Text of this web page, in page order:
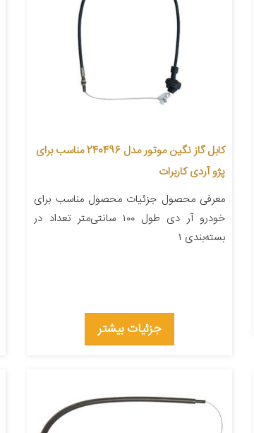
کابل گاز نگین موتور مدل 240496 مناسب برای
پژو آردی کاربرات
معرفی محصول جزئیات محصول مناسب برای
خودرو آر دی طول ۱۰۰ سانتی‌متر تعداد در
بسته‌بندی ۱
جزئیات بیشتر